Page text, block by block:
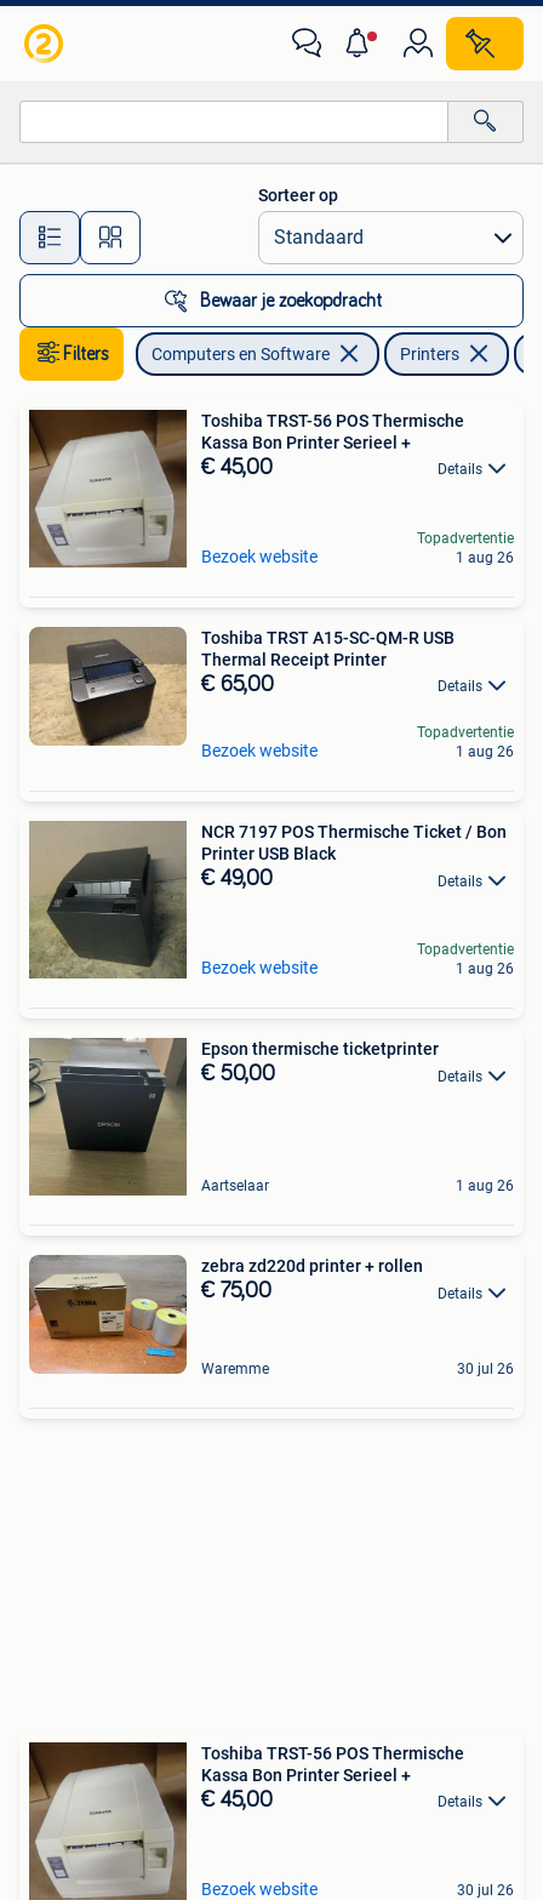
Alle afstanden…
Sorteer op
Bewaar je zoekopdracht
Filters Computers en Software Printers
Toshiba TRST-56 POS Thermische
Kassa Bon Printer Serieel +
€ 45,00 Details
Bezoek website
Topadvertentie
1 aug 26
Toshiba TRST A15-SC-QM-R USB
Thermal Receipt Printer
€ 65,00 Details
Bezoek website
Topadvertentie
1 aug 26
NCR 7197 POS Thermische Ticket / Bon
Printer USB Black
€ 49,00 Details
Bezoek website
Topadvertentie
1 aug 26
Epson thermische ticketprinter
€ 50,00 Details
Aartselaar 1 aug 26
zebra zd220d printer + rollen
€ 75,00 Details
Waremme 30 jul 26
Toshiba TRST-56 POS Thermische
Kassa Bon Printer Serieel +
€ 45,00 Details
Bezoek website 30 jul 26